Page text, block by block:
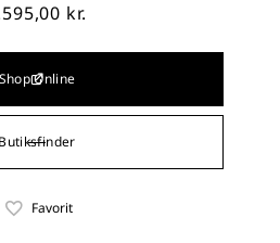
kr.
Shop Online
Butiksfinder
Favorit